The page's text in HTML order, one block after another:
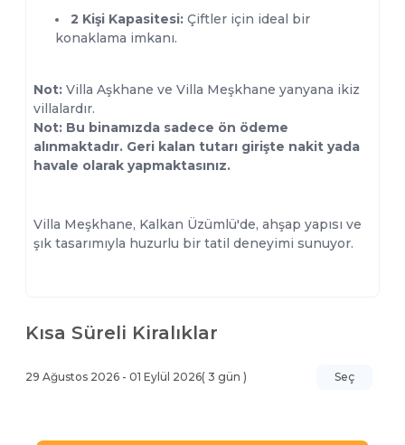
2 Kişi Kapasitesi: Çiftler için ideal bir
konaklama imkanı.
Not: Villa Aşkhane ve Villa Meşkhane yanyana ikiz
villalardır.
Not: Bu binamızda sadece ön ödeme
alınmaktadır. Geri kalan tutarı girişte nakit yada
havale olarak yapmaktasınız.
Villa Meşkhane, Kalkan Üzümlü'de, ahşap yapısı ve
şık tasarımıyla huzurlu bir tatil deneyimi sunuyor.
Kısa Süreli Kiralıklar
29 Ağustos 2026 - 01 Eylül 2026( 3 gün ) Seç